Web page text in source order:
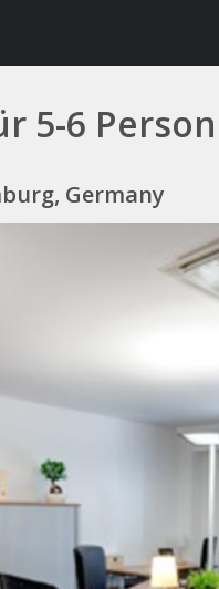
5-6
Germany